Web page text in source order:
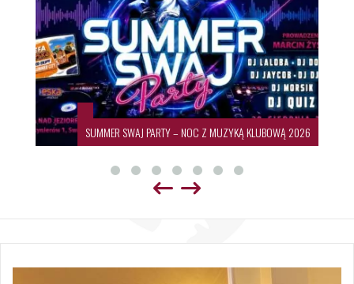
SUMMER SWAJ PARTY – NOC Z MUZYKĄ KLUBOWĄ 2026